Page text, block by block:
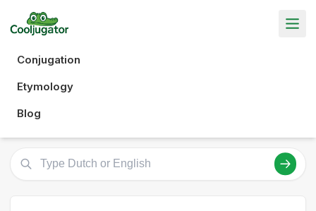
Conjugation
Etymology
Blog